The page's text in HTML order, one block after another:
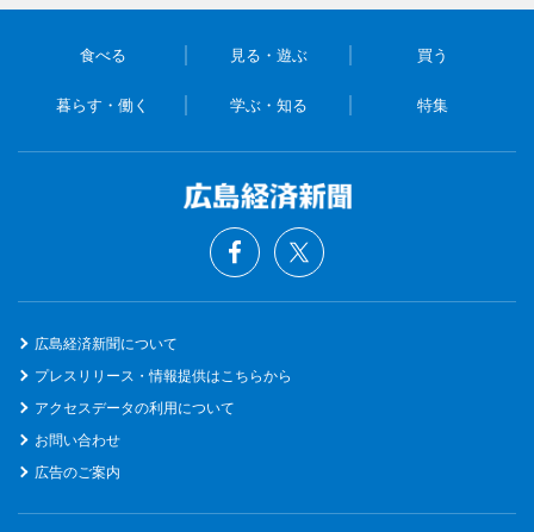
食べる 見る・遊ぶ 買う
暮らす・働く 学ぶ・知る 特集
広島経済新聞について
プレスリリース・情報提供はこちらから
アクセスデータの利用について
お問い合わせ
広告のご案内